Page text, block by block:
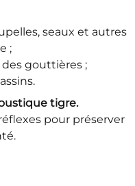
seaux et autres
;
gouttières ;
tigre.
pour préserver